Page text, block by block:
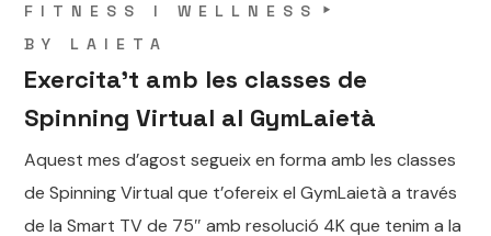
FITNESS I WELLNESS
BY LAIETA
Exercita’t amb les classes de
Spinning Virtual al GymLaietà
Aquest mes d’agost segueix en forma amb les classes
de Spinning Virtual que t’ofereix el GymLaietà a través
de la Smart TV de 75″ amb resolució 4K que tenim a la